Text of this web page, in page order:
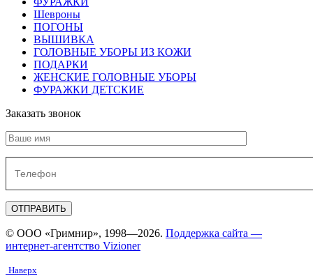
Шевроны
ПОГОНЫ
ВЫШИВКА
ГОЛОВНЫЕ УБОРЫ ИЗ КОЖИ
ПОДАРКИ
ЖЕНСКИЕ ГОЛОВНЫЕ УБОРЫ
ФУРАЖКИ ДЕТСКИЕ
Заказать звонок
© ООО «Гримнир», 1998—2026. Поддержка сайта —
интернет-агентство Vizioner
Наверх